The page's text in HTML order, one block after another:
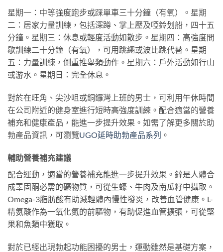
星期一：中等強度跑步或踩單車三十分鐘（有氧）。星期
二：居家力量訓練，包括深蹲、掌上壓及啞鈴划船，四十五
分鐘。星期三：休息或輕度活動如散步。星期四：高強度間
歇訓練二十分鐘（有氧），可用跳繩或波比跳代替。星期
五：力量訓練，側重推舉類動作。星期六：戶外活動如行山
或游水。星期日：完全休息。
對於在旺角、尖沙咀或銅鑼灣上班的男士，可利用午休時間
在公司附近的健身室進行短時高強度訓練。配合適當的營養
補充和健康產品，能進一步提升效果。如需了解更多關於助
勃產品資訊，可瀏覽UGO延時助勃產品系列 。
輔助營養補充建議
配合運動，適當的營養補充能進一步提升效果。鋅是人體合
成睪固酮必需的礦物質，可從生蠔、牛肉及南瓜籽中攝取。
Omega-3脂肪酸有助減輕體內慢性發炎，改善血管健康。L-
精氨酸作為一氧化氮的前驅物，有助促進血管擴張，可從堅
果和魚類中獲取。
對於已經出現勃起功能困擾的男士，運動雖然是基礎方案，